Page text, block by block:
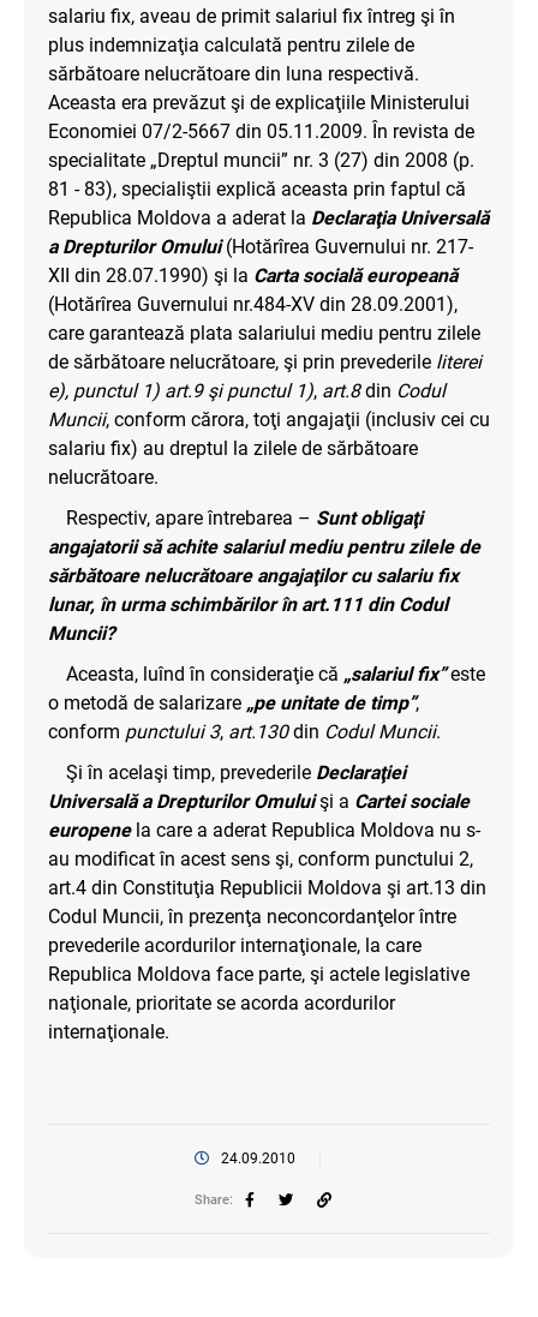
salariu fix, aveau de primit salariul fix întreg şi în
plus indemnizaţia calculată pentru zilele de
sărbătoare nelucrătoare din luna respectivă.
Aceasta era prevăzut şi de explicaţiile Ministerului
Economiei 07/2-5667 din 05.11.2009. În revista de
specialitate „Dreptul muncii” nr. 3 (27) din 2008 (p.
81 - 83), specialiştii explică aceasta prin faptul că
Republica Moldova a aderat la Declaraţia Universală
a Drepturilor Omului(Hotărîrea Guvernului nr. 217-
XII din 28.07.1990) şi la Carta socială europeană
(Hotărîrea Guvernului nr.484-XV din 28.09.2001),
care garantează plata salariului mediu pentru zilele
de sărbătoare nelucrătoare, şi prin prevederile literei
e), punctul 1) art.9 şi punctul 1), art.8din Codul
Muncii, conform cărora, toţi angajaţii (inclusiv cei cu
salariu fix) au dreptul la zilele de sărbătoare
nelucrătoare.
Respectiv, apare întrebarea – Sunt obligaţi
angajatorii să achite salariul mediu pentru zilele de
sărbătoare nelucrătoare angajaţilor cu salariu fix
lunar, în urma schimbărilor în art.111 din Codul
Muncii?
Aceasta, luînd în consideraţie că „salariul fix”este
o metodă de salarizare „pe unitate de timp”,
conform punctului 3, art.130din Codul Muncii.
Şi în acelaşi timp, prevederile Declaraţiei
Universală a Drepturilor Omuluişi a Cartei sociale
europenela care a aderat Republica Moldova nu s-
au modificat în acest sens şi, conform punctului 2,
art.4 din Constituţia Republicii Moldova şi art.13 din
Codul Muncii, în prezenţa neconcordanţelor între
prevederile acordurilor internaţionale, la care
Republica Moldova face parte, şi actele legislative
naţionale, prioritate se acorda acordurilor
internaţionale.
24.09.2010
Share: